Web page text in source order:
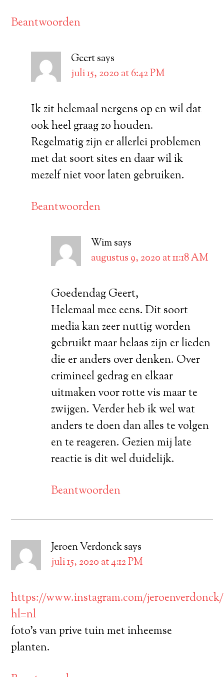
Beantwoorden
Geertsays
juli 15, 2020 at 6:42 PM
Ik zit helemaal nergens op en wil dat
ook heel graag zo houden.
Regelmatig zijn er allerlei problemen
met dat soort sites en daar wil ik
mezelf niet voor laten gebruiken.
Beantwoorden
Wimsays
augustus 9, 2020 at 11:18 AM
Goedendag Geert,
Helemaal mee eens. Dit soort
media kan zeer nuttig worden
gebruikt maar helaas zijn er lieden
die er anders over denken. Over
crimineel gedrag en elkaar
uitmaken voor rotte vis maar te
zwijgen. Verder heb ik wel wat
anders te doen dan alles te volgen
en te reageren. Gezien mij late
reactie is dit wel duidelijk.
Beantwoorden
Jeroen Verdoncksays
juli 15, 2020 at 4:12 PM
https://www.instagram.com/
hl=nl
foto’s van prive tuin met inheemse
planten.